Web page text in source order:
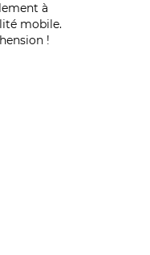
à
mobile.
!